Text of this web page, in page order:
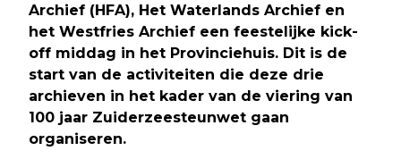
Archief (HFA), Het Waterlands Archief en
het Westfries Archief een feestelijke kick-
off middag in het Provinciehuis. Dit is de
start van de activiteiten die deze drie
archieven in het kader van de viering van
100 jaar Zuiderzeesteunwet gaan
organiseren.